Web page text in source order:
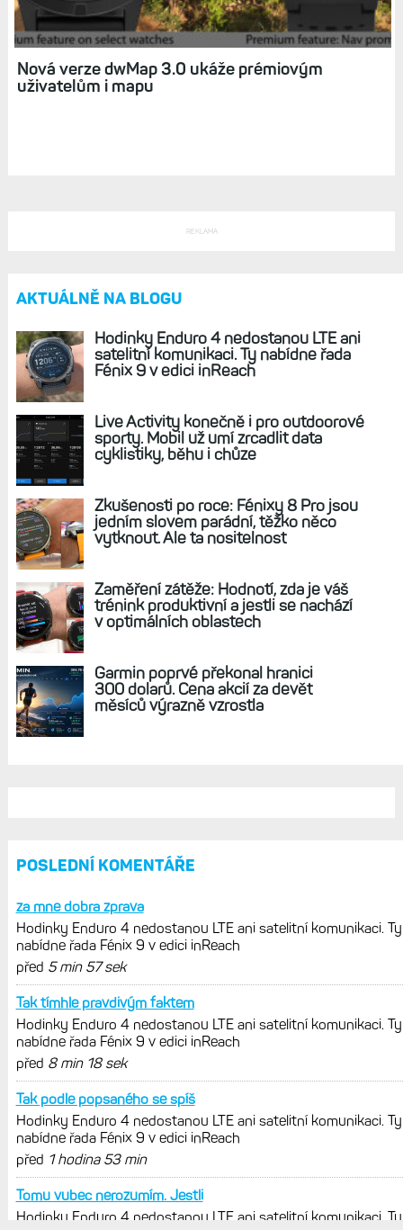
Nová verze dwMap 3.0 ukáže prémiovým
uživatelům i mapu
REKLAMA
AKTUÁLNĚ NA BLOGU
satelitní komunikaci. Ty nabídne řada
Fénix 9 v edici inReach
sporty. Mobil už umí zrcadlit data
cyklistiky, běhu i chůze
Garmin poprvé překonal hranici
300 dolarů. Cena akcií za devět
měsíců výrazně vzrostla